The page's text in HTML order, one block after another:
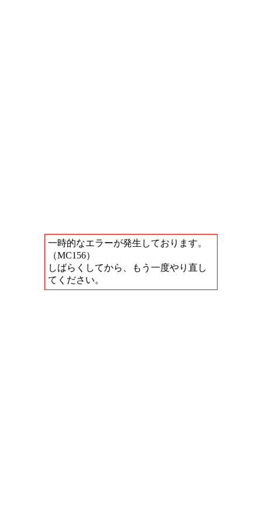
一時的なエラーが発生しております。
（MC156）
しばらくしてから、もう一度やり直し
てください。